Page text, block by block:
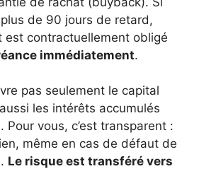
de 90 jours de retard,
est contractuellement obligé
immédiatement.
pas seulement le capital
les intérêts accumulés
Pour vous, c’est transparent :
même en cas de défaut de
Le risque est transféré vers